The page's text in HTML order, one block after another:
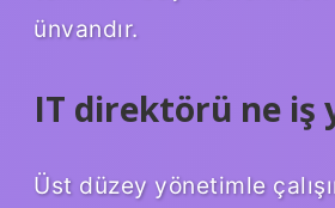
ünvandır.
IT direktörü ne iş
Üst düzey yönetimle